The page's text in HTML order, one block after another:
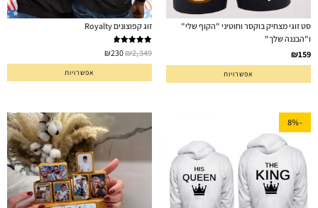
סט זוגי מצחיק בוקסר וחוטיני "הקוף שלי"
ו"הבננה שלך"
₪159
אפשרויות
זוג קפוצונים Royalty
דורג 5.00
₪2,349
₪230
אפשרויות
-8%